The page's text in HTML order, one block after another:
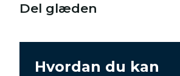
Del glæden
Hvordan du kan